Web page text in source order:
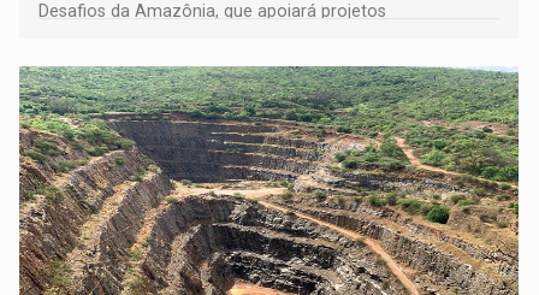
Desafios da Amazônia, que apoiará projetos
submissão de pré-propostas poderá ser feita até 1º de
setembro